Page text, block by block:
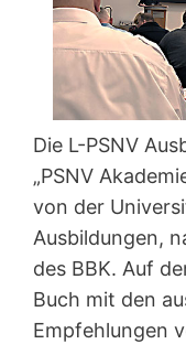
Die L-PSNV
„PSNV
von der
Ausbildungen,
des BBK. Auf
Buch mit den
Empfehlungen